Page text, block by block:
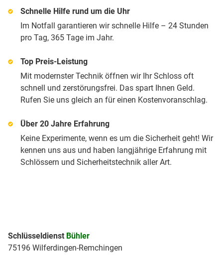
Schnelle Hilfe rund um die Uhr
Im Notfall garantieren wir schnelle Hilfe – 24 Stunden
pro Tag, 365 Tage im Jahr.
Top Preis-Leistung
Mit modernster Technik öffnen wir Ihr Schloss oft
schnell und zerstörungsfrei. Das spart Ihnen Geld.
Rufen Sie uns gleich an für einen Kostenvoranschlag.
Über 20 Jahre Erfahrung
Keine Experimente, wenn es um die Sicherheit geht! Wir
kennen uns aus und haben langjährige Erfahrung mit
Schlössern und Sicherheitstechnik aller Art.
Schlüsseldienst Bühler
75196 Wilferdingen-Remchingen